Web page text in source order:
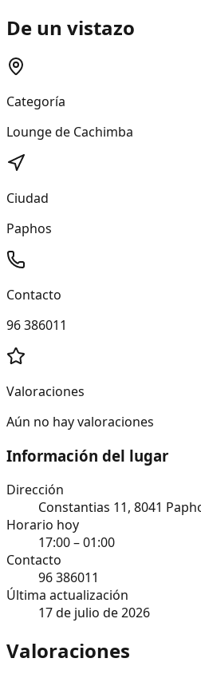
De un vistazo
Categoría
Lounge de Cachimba
Ciudad
Paphos
Contacto
96 386011
Valoraciones
Aún no hay valoraciones
Información del lugar
Dirección
Constantias 11, 8041
Horario hoy
17:00 – 01:00
Contacto
96 386011
Última actualización
17 de julio de 2026
Valoraciones